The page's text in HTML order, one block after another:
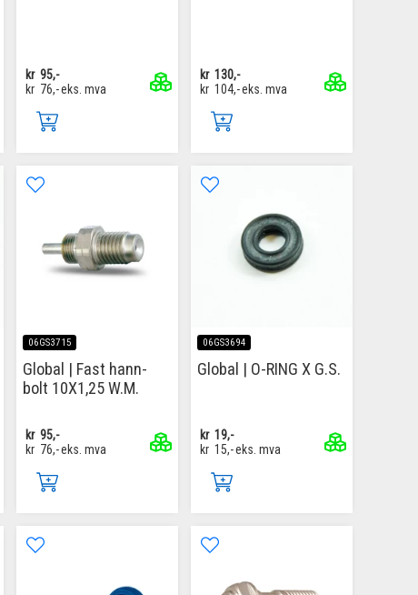
kr 95,-
kr 76,-eks. mva
kr 130,-
kr 104,-eks. mva
06GS3715
Global | Fast hann-
bolt 10X1,25 W.M.
kr 95,-
kr 76,-eks. mva
06GS3694
Global | O-RING X G.S.
kr 19,-
kr 15,-eks. mva